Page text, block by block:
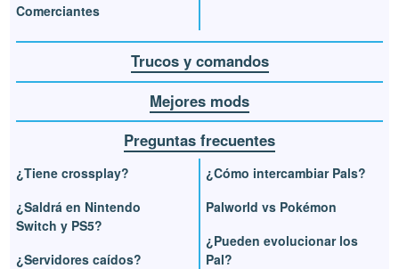
Comerciantes
Trucos y comandos
Mejores mods
Preguntas frecuentes
¿Tiene crossplay?
¿Saldrá en Nintendo
Switch y PS5?
¿Servidores caídos?
¿Cómo intercambiar Pals?
Palworld vs Pokémon
¿Pueden evolucionar los
Pal?